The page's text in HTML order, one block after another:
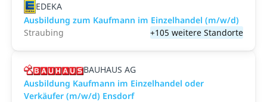
EDEKA
Ausbildung zum Kaufmann im Einzelhandel (m/w/d)
Straubing
+105 weitere Standorte
BAUHAUS AG
Ausbildung Kaufmann im Einzelhandel oder
Verkäufer (m/w/d) Ensdorf